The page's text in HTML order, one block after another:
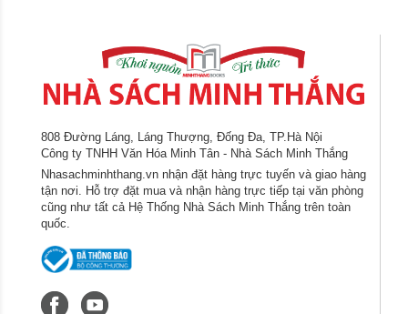
III/ Sách chữNôm có phụ chữ Quốc ngữ
Quốc phong Thi tập hợp tháicủa cụ Mộng
Liên Đình Hi Lượng Phủ.
không có tên người làm.
IV/ Sách chữQuốc ngữdịch ra chữ Pháp
Tục ngữ An Namba quyển: thứ nhất, thứ nhì,
V/ Sách chữ
808 Đường Láng, Láng Thượng, Đống Đa, TP.Hà Nội
Công ty TNHH Văn Hóa Minh Tân - Nhà Sách Minh Thắng
Nhasachminhthang.vn nhận đặt hàng trực tuyến và giao hàng
tận nơi. Hỗ trợ đặt mua và nhận hàng trực tiếp tại văn phòng
cũng như tất cả Hệ Thống Nhà Sách Minh Thắng trên toàn
quốc.